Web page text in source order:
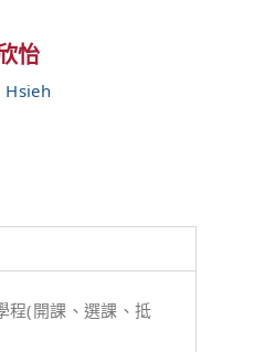
怡
Hsieh
程(開課、選課、抵